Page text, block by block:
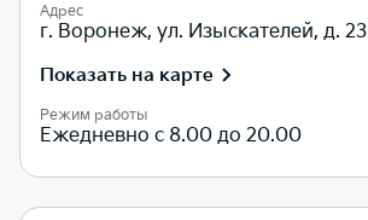
Адрес
г. Воронеж, ул. Изыскателей, д. 23
Показать на карте
Режим работы
Ежедневно с 8.00 до 20.00